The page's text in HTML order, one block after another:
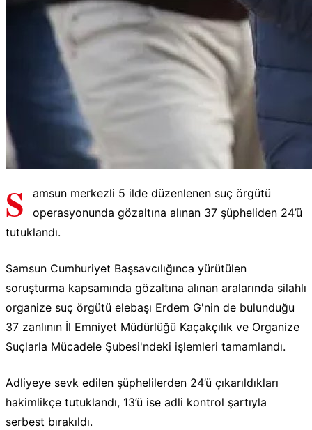
S
amsun merkezli 5 ilde düzenlenen suç örgütü
operasyonunda gözaltına alınan 37 şüpheliden 24’ü
tutuklandı.
Samsun Cumhuriyet Başsavcılığınca yürütülen
soruşturma kapsamında gözaltına alınan aralarında silahlı
organize suç örgütü elebaşı Erdem G'nin de bulunduğu
37 zanlının İl Emniyet Müdürlüğü Kaçakçılık ve Organize
Suçlarla Mücadele Şubesi'ndeki işlemleri tamamlandı.
Adliyeye sevk edilen şüphelilerden 24’ü çıkarıldıkları
hakimlikçe tutuklandı, 13’ü ise adli kontrol şartıyla
serbest bırakıldı.